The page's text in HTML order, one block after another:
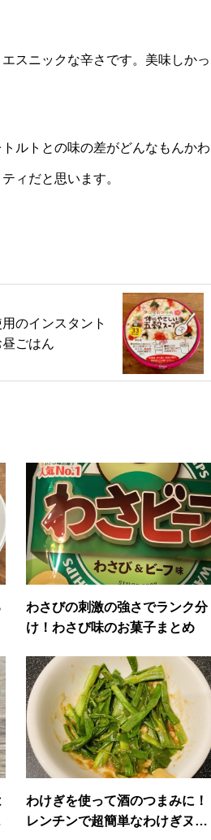
スニックな辛さです。美味しかっ
ルトとの味の差がどんなもんかわ
ィだと思います。
のインスタント
ごはん
わさびの刺激の強さでランク分
け！わさび味のお菓子まとめ
わけぎを使って酒のつまみに！
レンチンで超簡単なわけぎヌタ